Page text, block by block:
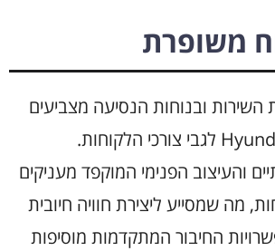
משופרת
השירות ובנוחות הנסיעה מצביעים
על ההבנה של Hyundai לגבי צורכי הלקוחות.
והעיצוב הפנימי המוקפד מעניקים
מה שמסייע ליצירת חוויה חיובית
החיבור המתקדמות מוסיפות